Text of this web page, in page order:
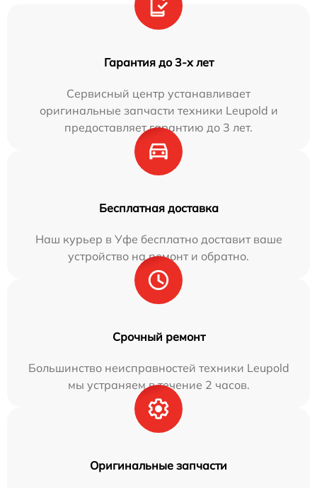
Гарантия до 3-х лет
Сервисный центр устанавливает
оригинальные запчасти техники Leupold и
предоставляет гарантию до 3 лет.
Бесплатная доставка
Наш курьер в Уфе бесплатно доставит ваше
устройство на ремонт и обратно.
Срочный ремонт
Большинство неисправностей техники Leupold
мы устраняем в течение 2 часов.
Оригинальные запчасти